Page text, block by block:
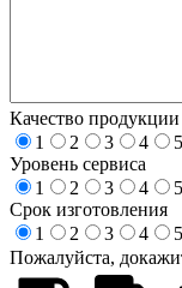
Качество продукции
1
2 3 4
5
Уровень сервиса
1
2 3 4
5
Срок изготовления
1
2 3 4
5
Пожалуйста,